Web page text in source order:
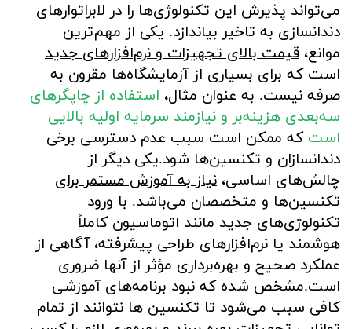
می‌تواند پذیرش این تکنولوژی‌ها را در لابراتوارهای
دندانسازی به تاخیر بیاندازد. یکی از مهم‌ترین
موانع، قیمت بالای تجهیزات و نرم‌افزارهای جدید
است که برای بسیاری از آزمایشگاه‌ها مقرون به
صرفه نیست. به عنوان مثال، استفاده از چاپگرهای
سه‌بعدی هزینه‌بر و نیازمند سرمایه اولیه بالایی
است که ممکن است سبب عدم دسترسی برخی
دندانسازان و تکنسین‌ها شود.یکی دیگر از
چالش‌های اساسی، نیاز به آموزش مستمر برای
تکنسین‌ها و متخصصان می‌باشد. با ورود
تکنولوژی‌های جدید مانند اتوماسیون کاملاً
هوشمند یا نرم‌افزارهای طراحی پیشرفته، آگاهی از
عملکرد صحیح و بهره‌برداری مؤثر از آنها ضروری
است.مشخص شده که نبود برنامه‌های آموزشی
کافی سبب می‌شود تا تکنسین ها نتوانند از تمام